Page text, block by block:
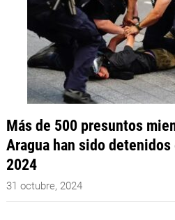
Más de 500 presuntos
Aragua han sido detenidos
2024
31 octubre, 2024